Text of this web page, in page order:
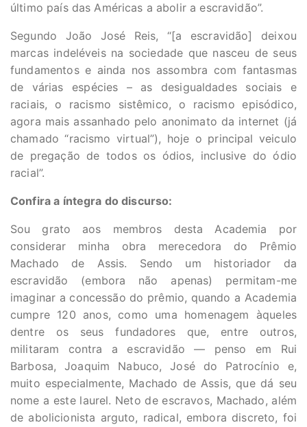
último país das Américas a abolir a escravidão”.
Segundo João José Reis, “[a escravidão] deixou
marcas indeléveis na sociedade que nasceu de seus
fundamentos e ainda nos assombra com fantasmas
de várias espécies – as desigualdades sociais e
raciais, o racismo sistêmico, o racismo episódico,
agora mais assanhado pelo anonimato da internet (já
chamado “racismo virtual”), hoje o principal veiculo
de pregação de todos os ódios, inclusive do ódio
racial”.
Confira a íntegra do discurso:
Sou grato aos membros desta Academia por
considerar minha obra merecedora do Prêmio
Machado de Assis. Sendo um historiador da
escravidão (embora não apenas) permitam-me
imaginar a concessão do prêmio, quando a Academia
cumpre 120 anos, como uma homenagem àqueles
dentre os seus fundadores que, entre outros,
militaram contra a escravidão — penso em Rui
Barbosa, Joaquim Nabuco, José do Patrocínio e,
muito especialmente, Machado de Assis, que dá seu
nome a este laurel. Neto de escravos, Machado, além
de abolicionista arguto, radical, embora discreto, foi